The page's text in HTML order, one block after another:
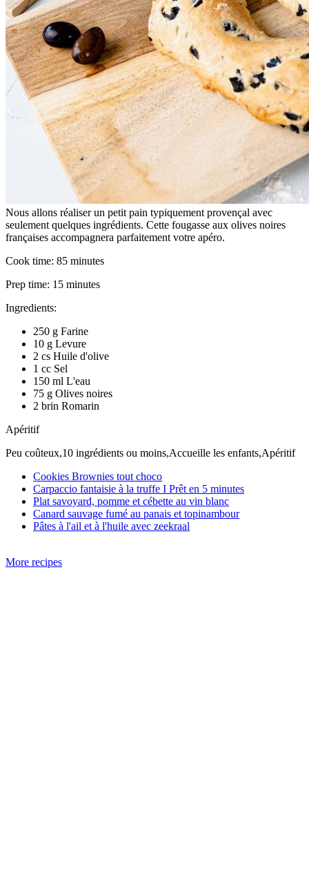
Nous allons réaliser un petit pain typiquement provençal avec
seulement quelques ingrédients. Cette fougasse aux olives noires
françaises accompagnera parfaitement votre apéro.
Cook time: 85 minutes
Prep time: 15 minutes
Ingredients:
250 g Farine
10 g Levure
2 cs Huile d'olive
1 cc Sel
150 ml L'eau
75 g Olives noires
2 brin Romarin
Apéritif
Peu coûteux,10 ingrédients ou moins,Accueille les enfants,Apéritif
Cookies Brownies tout choco
Carpaccio fantaisie à la truffe I Prêt en 5 minutes
Plat savoyard, pomme et cébette au vin blanc
Canard sauvage fumé au panais et topinambour
Pâtes à l'ail et à l'huile avec zeekraal
More recipes